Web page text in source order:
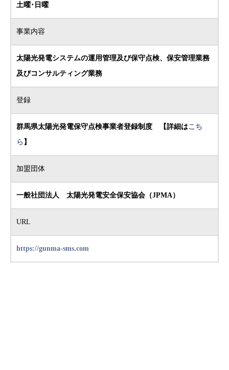
土曜･日曜
事業内容
太陽光発電システムの運用管理及び保守点検、保安管理業務
及びコンサルティング業務
登録
群馬県太陽光発電保守点検事業者登録制度 【詳細はこち
ら 】
加盟団体
一般社団法人 太陽光発電安全保安協会（JPMA）
URL
https://gunma-sms.com